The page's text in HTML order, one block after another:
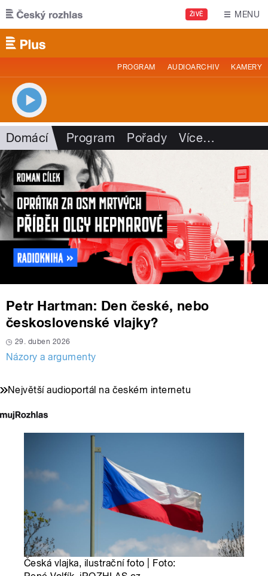
Přejít k hlavnímu obsahu
ŽIVĚ MENU
PROGRAM AUDIOARCHIV KAMERY
Domácí Program Pořady Více…
Petr Hartman: Den české, nebo
československé vlajky?
29. duben 2026
Názory a argumenty
Největší audioportál na českém internetu
Česká vlajka, ilustrační foto | Foto: